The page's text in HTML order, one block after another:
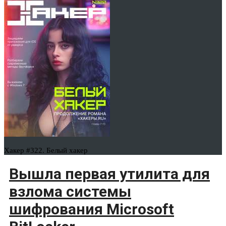
Хакер #322. Белый хакер
Вышла первая утилита для
взлома системы
шифрования Microsoft